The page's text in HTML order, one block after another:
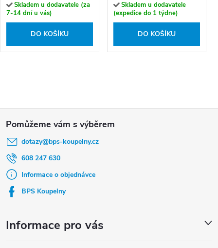
Skladem u dodavatele (za
7-14 dní u vás)
DO KOŠÍKU
Skladem u dodavatele
(expedice do 1 týdne)
DO KOŠÍKU
dotazy@bps-koupelny.cz
608 247 630
Informace o objednávce
BPS Koupelny
Informace pro vás